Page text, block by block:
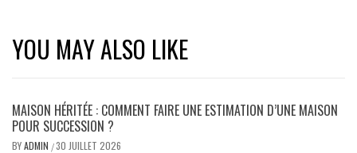
YOU MAY ALSO LIKE
MAISON HÉRITÉE : COMMENT FAIRE UNE ESTIMATION D’UNE MAISON
POUR SUCCESSION ?
BYADMIN /30 JUILLET 2026